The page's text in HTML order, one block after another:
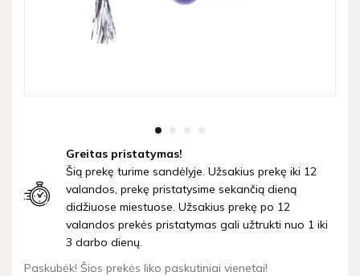
Greitas pristatymas!
Šią prekę turime sandėlyje. Užsakius prekę iki 12
valandos, prekę pristatysime sekančią dieną
didžiuose miestuose. Užsakius prekę po 12
valandos prekės pristatymas gali užtrukti nuo 1 iki
3 darbo dienų.
Paskubėk! Šios prekės liko paskutiniai vienetai!